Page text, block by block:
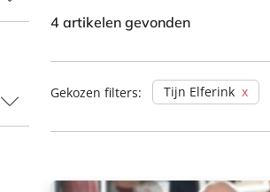
4 artikelen gevonden
Gekozen filters: Tijn Elferink